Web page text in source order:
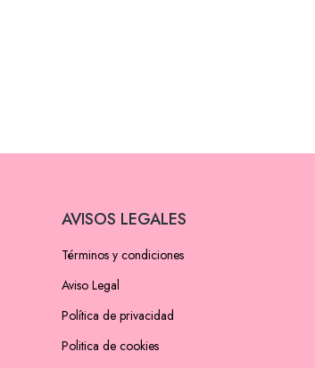
AVISOS LEGALES
Términos y condiciones
Aviso Legal
Política de privacidad
Politica de cookies